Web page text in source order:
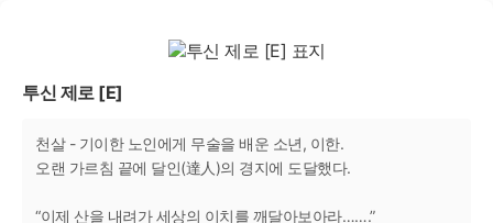
투신 제로 [E]
천살 - 기이한 노인에게 무술을 배운 소년, 이한.
오랜 가르침 끝에 달인(達人)의 경지에 도달했다.
“이제 산을 내려가 세상의 이치를 깨달아보아라…….”